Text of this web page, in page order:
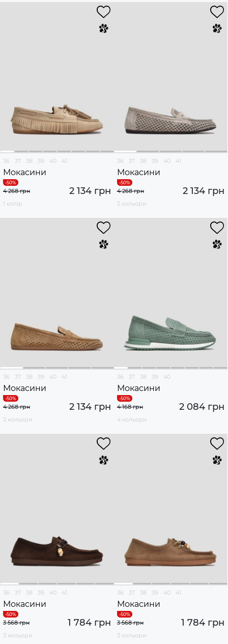
36 37 38 39 40 41
Мокасини
2 134 грн
4 268 грн
1 колір
36 37 38 39 40 41
Мокасини
2 134 грн
4 268 грн
2 кольори
36 37 38 39 40 41
Мокасини
2 134 грн
4 268 грн
2 кольори
36 37 38 39 40
Мокасини
2 084 грн
4 168 грн
4 кольори
36 37 38 39 40 41
Мокасини
1 784 грн
3 568 грн
3 кольори
36 37 38 39 40 41
Мокасини
1 784 грн
3 568 грн
3 кольори